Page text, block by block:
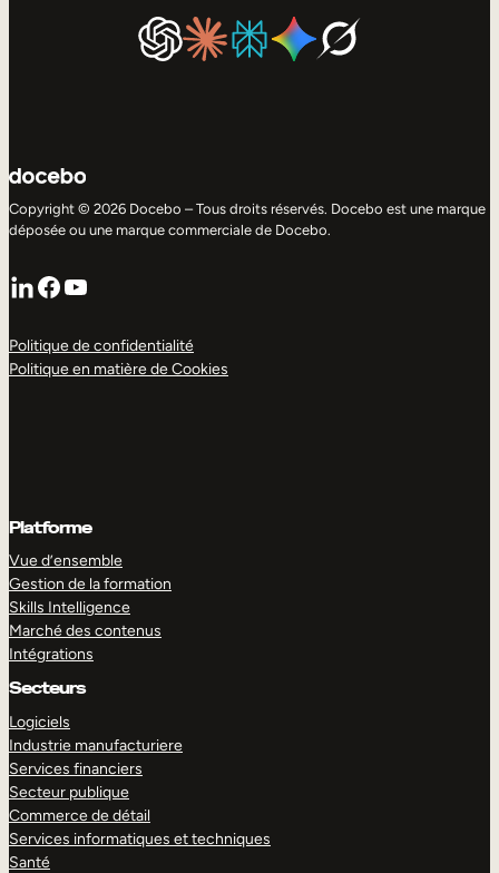
Copyright © 2026 Docebo – Tous droits réservés. Docebo est une marque
déposée ou une marque commerciale de Docebo.
LinkedIn
Facebook
YouTube
Politique de confidentialité
Politique en matière de Cookies
Platforme
Vue d’ensemble
Gestion de la formation
Skills Intelligence
Marché des contenus
Intégrations
Secteurs
Logiciels
Industrie manufacturiere
Services financiers
Secteur publique
Commerce de détail
Services informatiques et techniques
Santé